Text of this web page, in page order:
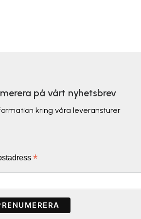
på vårt nyhetsbrev
kring våra leveransturer
*